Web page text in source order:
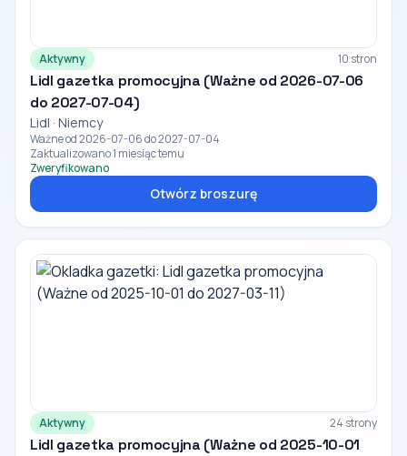
Aktywny 10 stron
Lidl gazetka promocyjna (Ważne od 2026-07-06
do 2027-07-04)
Lidl · Niemcy
Ważne od 2026-07-06 do 2027-07-04
Zaktualizowano 1 miesiąc temu
Zweryfikowano
Otwórz broszurę
Aktywny 24 strony
Lidl gazetka promocyjna (Ważne od 2025-10-01